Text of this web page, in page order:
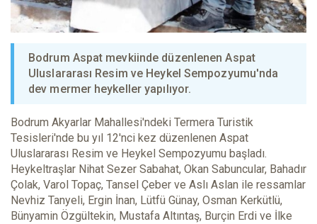
Bodrum Aspat mevkiinde düzenlenen Aspat
Uluslararası Resim ve Heykel Sempozyumu'nda
dev mermer heykeller yapılıyor.
Bodrum Akyarlar Mahallesi'ndeki Termera Turistik
Tesisleri'nde bu yıl 12'nci kez düzenlenen Aspat
Uluslararası Resim ve Heykel Sempozyumu başladı.
Heykeltraşlar Nihat Sezer Sabahat, Okan Sabuncular, Bahadır
Çolak, Varol Topaç, Tansel Çeber ve Aslı Aslan ile ressamlar
Nevhiz Tanyeli, Ergin İnan, Lütfü Günay, Osman Kerkütlü,
Bünyamin Özgültekin, Mustafa Altıntaş, Burçin Erdi ve İlke